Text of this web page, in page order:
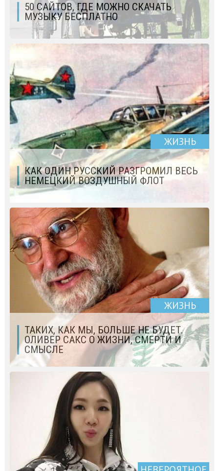
50 САЙТОВ, ГДЕ МОЖНО СКАЧАТЬ
МУЗЫКУ БЕСПЛАТНО
ЖИЗНЬ
КАК ОДИН РУССКИЙ РАЗГРОМИЛ ВЕСЬ
НЕМЕЦКИЙ ВОЗДУШНЫЙ ФЛОТ
ЖИЗНЬ
ТАКИХ, КАК МЫ, БОЛЬШЕ НЕ БУДЕТ.
ОЛИВЕР САКС О ЖИЗНИ, СМЕРТИ И
СМЫСЛЕ